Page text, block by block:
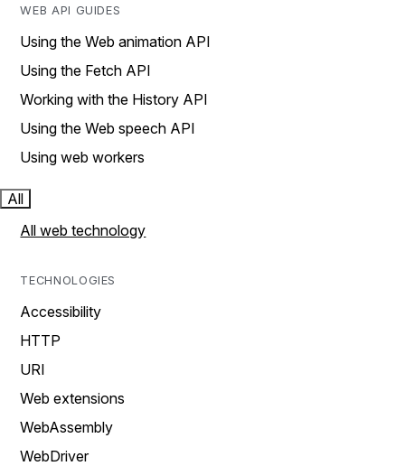
WEB API GUIDES
Using the Web animation API
Using the Fetch API
Working with the History API
Using the Web speech API
Using web workers
All
All web technology
TECHNOLOGIES
Accessibility
HTTP
URI
Web extensions
WebAssembly
WebDriver